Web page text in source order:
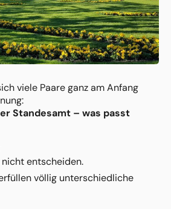
viele Paare ganz am Anfang
Standesamt – was passt
entscheiden.
völlig unterschiedliche